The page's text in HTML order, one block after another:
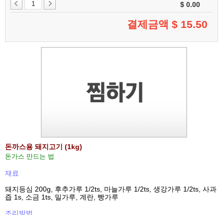
$ 0.00
결제금액 $ 15.50
돈까스용 돼지고기 (1kg)
돈가스 만드는 법
재료
돼지등심 200g, 후추가루 1/2ts, 마늘가루 1/2ts, 생강가루 1/2ts, 사과
즙 1s, 소금 1ts, 밀가루, 계란, 빵가루
조리방법